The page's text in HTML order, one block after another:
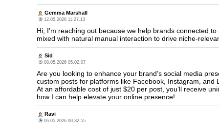
Gemma Marshall
12.05.2026 11.27.13
Hi, I’m reaching out because we help brands connected
mixed with natural manual interaction to drive niche-
Sid
08.05.2026 05.02.07
Are you looking to enhance your brand’s social media
custom posts for platforms like Facebook, Instagram,
At an affordable cost of just $20 per post, you’ll receive
how I can help elevate your online presence!
Ravi
06.05.2026 00.32.55